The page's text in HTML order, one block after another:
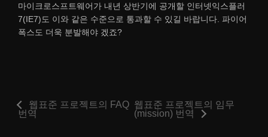
마이크로스프트웨어가 내년 상반기에 공개할 인터넷익스플러
7(IE7)도 이와 같은 수준으로 통과할 수 있길 바랍니다. 파이어
폭스도 더욱 분발해야 겠죠?
웹표준 프로젝트의 FAQ
번역
웹표준 프로젝트의 임무
(mission) 번역